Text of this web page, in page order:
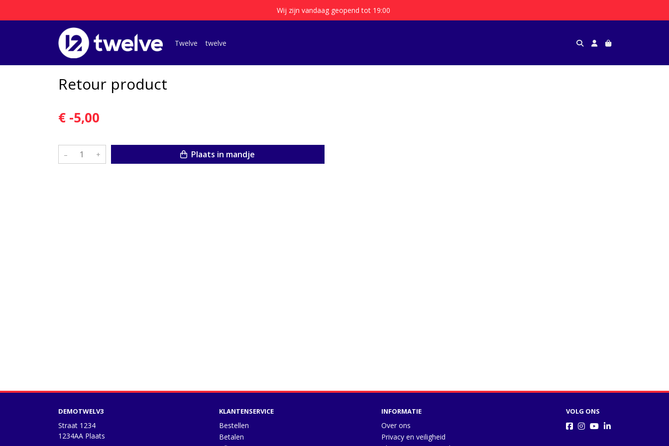
Wij zijn vandaag geopend tot 19:00
Twelve twelve
Retour product
€ -5,00
– + Plaats in mandje
DEMOTWELV3
Straat 1234
1234AA Plaats
KLANTENSERVICE
Bestellen
Betalen
INFORMATIE
Over ons
Privacy en veiligheid
VOLG ONS